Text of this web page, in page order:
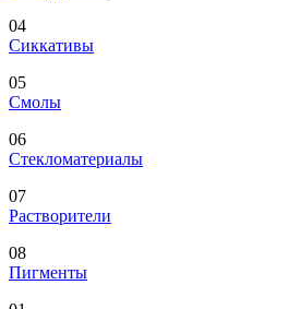
04
Сиккативы
05
Смолы
06
Стекломатериалы
07
Растворители
08
Пигменты